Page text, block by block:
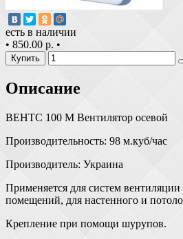
есть в наличии
• 850.00 р. •
Купить
Описание
ВЕНТС 100 М Вентилятор осевой
Производительность: 98 м.куб/час
Производитель: Украина
Применяется для систем
помещений, для настенного и
Крепление при помощи шурупов.